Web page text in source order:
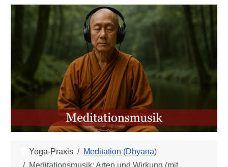
Yoga-Praxis
Meditation (Dhyana)
Meditationsmusik: Arten und Wirkung (mit